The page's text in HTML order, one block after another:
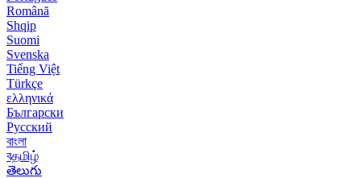
Română
Shqip
Suomi
Svenska
Tiếng Việt
Türkçe
ελληνικά
Български
Русский
বাংলা
বதமிழ்
తెలుగు